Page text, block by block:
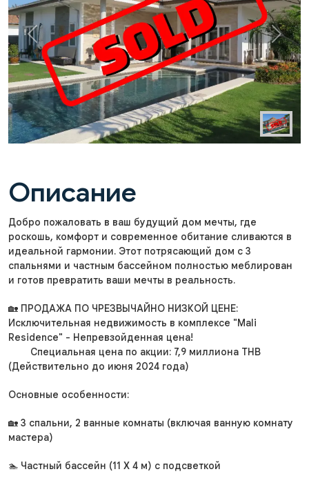
Previous Next
Описание
Добро пожаловать в ваш будущий дом мечты, где
роскошь, комфорт и современное обитание сливаются в
идеальной гармонии. Этот потрясающий дом с 3
спальнями и частным бассейном полностью меблирован
и готов превратить ваши мечты в реальность.
🏡 ПРОДАЖА ПО ЧРЕЗВЫЧАЙНО НИЗКОЙ ЦЕНЕ:
Исключительная недвижимость в комплексе "Mali
Residence" - Непревзойденная цена!
Специальная цена по акции: 7,9 миллиона THB
(Действительно до июня 2024 года)
Основные особенности:
🏡 3 спальни, 2 ванные комнаты (включая ванную комнату
мастера)
🏊 Частный бассейн (11 X 4 м) с подсветкой